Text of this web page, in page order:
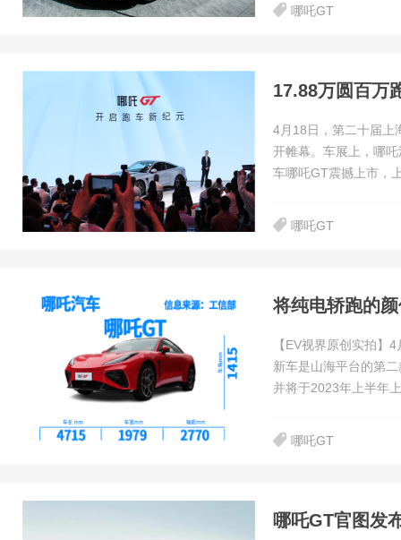
哪吒GT
17.88万圆百万
4月18日，第二十届上
开帷幕。车展上，哪
车哪吒GT震撼上市，
哪吒GT
将纯电轿跑的
【EV视界原创实拍
新车是山海平台的第
并将于2023年上半年
哪吒GT
哪吒GT官图发